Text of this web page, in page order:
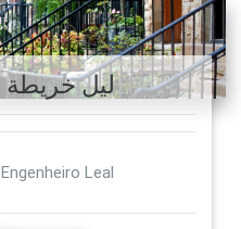
Engenheiro ليل خريطة
Engenheiro Leal